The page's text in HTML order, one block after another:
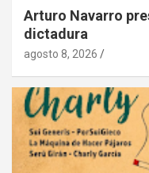
Arturo Navarro
dictadura
agosto 8, 2026